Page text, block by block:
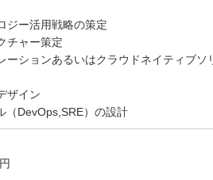
ジー活用戦略の策定
チャー策定
ーションあるいはクラウドネイティブ
ザイン
（DevOps,SRE）の設計